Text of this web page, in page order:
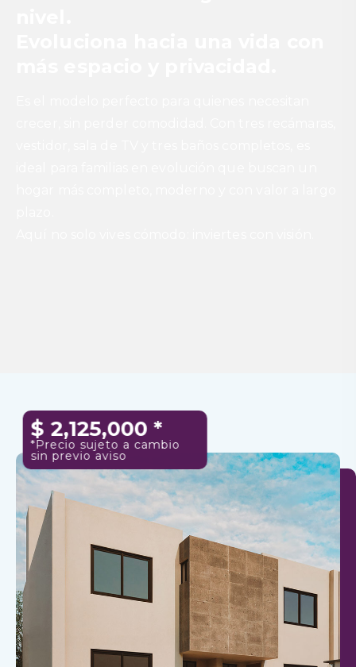
$ 2,125,000 *
*Precio sujeto a cambio
sin previo aviso